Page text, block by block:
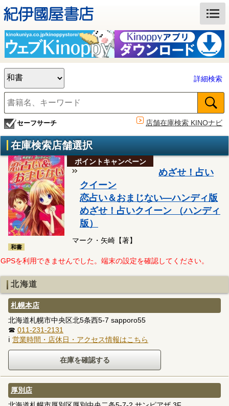
詳細検索
セーフサーチ 店舗在庫検索 KINOナビ
在庫検索店舗選択
和書
ポイントキャンペーン
めざせ！占い
クイーン
恋占い＆おまじない―ハンディ版
めざせ！占いクイーン （ハンディ
版）
マーク・矢崎【著】
GPSを利用できませんでした。端末の設定を確認してください。
北海道
札幌本店
北海道札幌市中央区北5条西5-7 sapporo55
☎ 011-231-2131
ℹ 営業時間・店休日・アクセス情報はこちら
厚別店